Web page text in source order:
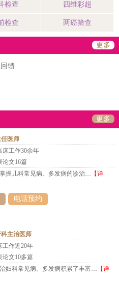
检查 四维彩超
检查 两癌筛查
更多
馈
更多
医师
床工作30余年
论文16篇
握儿科常见病、多发病的诊治… 【详
电话预约
主治医师
工作近20年
论文10多篇
妇科常见病、多发病积累了丰富… 【详